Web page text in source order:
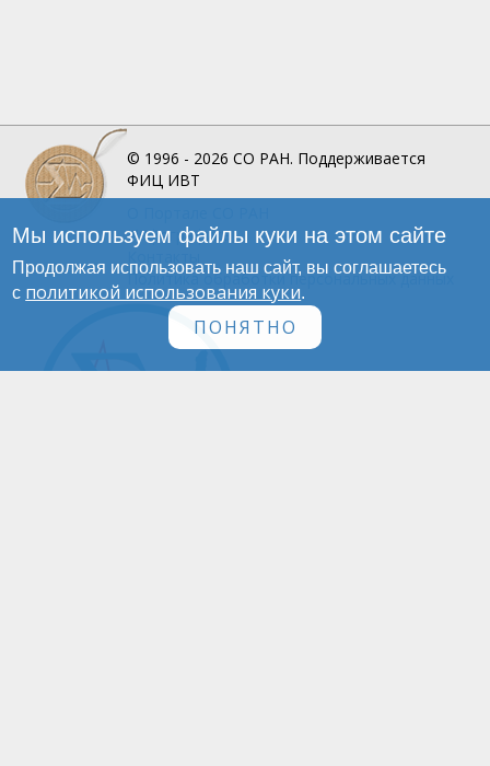
© 1996 - 2026 СО РАН. Поддерживается
ФИЦ ИВТ
Инфографика
Политика обработки персональных данных
Мы используем файлы куки на этом сайте
Продолжая использовать наш сайт, вы соглашаетесь
с политикой использования куки.
ПОНЯТНО